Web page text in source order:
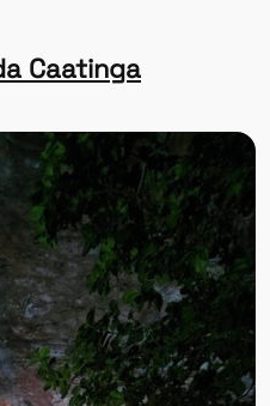
Caatinga